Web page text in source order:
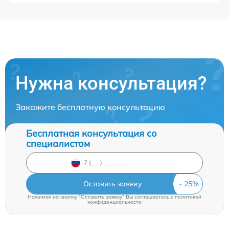
Нужна консультация?
Закажите бесплатную консультацию
Бесплатная консультация со
специалистом
Оставить заявку
Нажимая на кнопку "Оставить заявку" Вы соглашаетесь cполитикой
конфиденциальности